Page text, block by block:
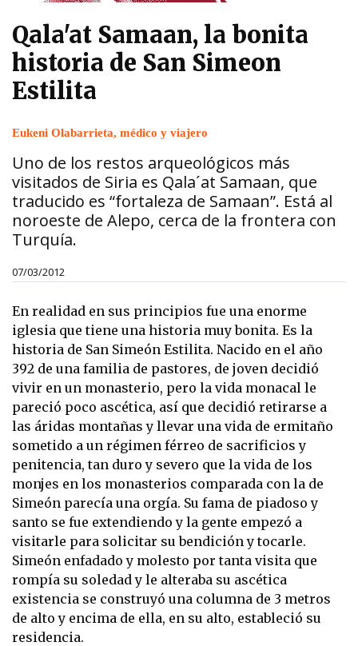
Qala'at Samaan, la bonita
historia de San Simeon
Estilita
Eukeni Olabarrieta, médico y viajero
Uno de los restos arqueológicos más
visitados de Siria es Qala´at Samaan, que
traducido es “fortaleza de Samaan”. Está al
noroeste de Alepo, cerca de la frontera con
Turquía.
07/03/2012
En realidad en sus principios fue una enorme
iglesia que tiene una historia muy bonita. Es la
historia de San Simeón Estilita. Nacido en el año
392 de una familia de pastores, de joven decidió
vivir en un monasterio, pero la vida monacal le
pareció poco ascética, así que decidió retirarse a
las áridas montañas y llevar una vida de ermitaño
sometido a un régimen férreo de sacrificios y
penitencia, tan duro y severo que la vida de los
monjes en los monasterios comparada con la de
Simeón parecía una orgía. Su fama de piadoso y
santo se fue extendiendo y la gente empezó a
visitarle para solicitar su bendición y tocarle.
Simeón enfadado y molesto por tanta visita que
rompía su soledad y le alteraba su ascética
existencia se construyó una columna de 3 metros
de alto y encima de ella, en su alto, estableció su
residencia.